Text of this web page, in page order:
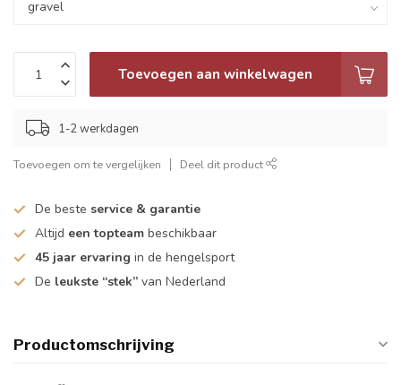
Toevoegen aan winkelwagen
1-2 werkdagen
Toevoegen om te vergelijken Deel dit product
De beste service & garantie
Altijd een topteam beschikbaar
45 jaar ervaring in de hengelsport
De leukste “stek” van Nederland
Productomschrijving